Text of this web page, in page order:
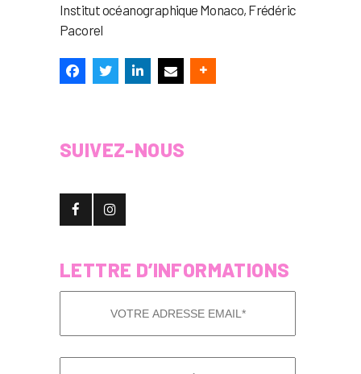
Institut océanographique Monaco, Frédéric
Pacorel
SUIVEZ-NOUS
LETTRE D’INFORMATIONS